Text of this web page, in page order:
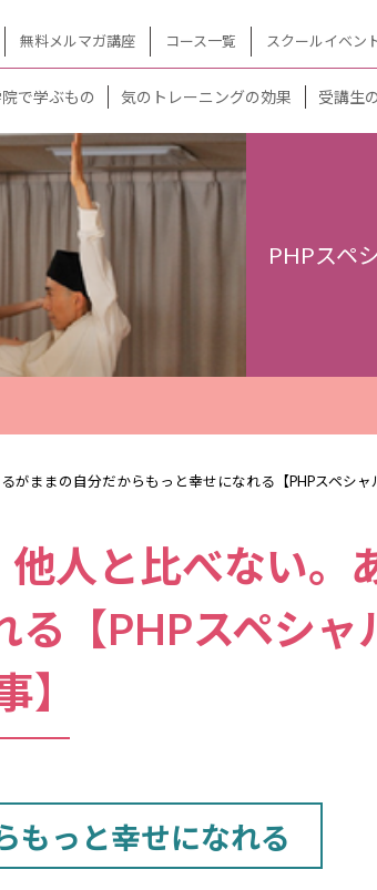
無料メルマガ講座 コース一覧 スクールイベン
で学ぶもの 気のトレーニングの効果 受講生
PHPスペ
ままの自分だからもっと幸せになれる【PHPスペシャ
人と比べない。
【PHPスペシャ
】
もっと幸せになれる